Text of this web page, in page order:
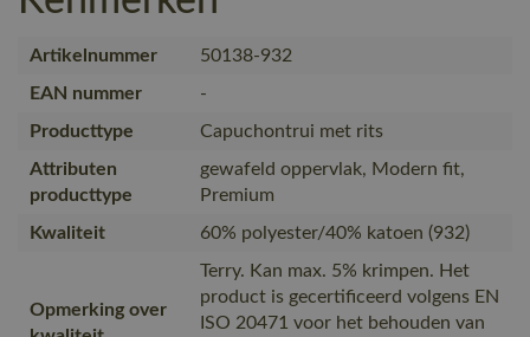
Artikelnummer
50138-932
EAN nummer
-
Producttype
Capuchontrui met rits
Attributen
producttype
gewafeld oppervlak, Modern fit,
Premium
Kwaliteit
60% polyester/40% katoen (932)
Opmerking over
Terry. Kan max. 5% krimpen. Het
product is gecertificeerd volgens EN
ISO 20471 voor het behouden van